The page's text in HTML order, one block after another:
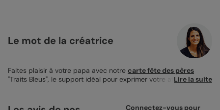
Le mot de la créatrice
Faites plaisir à votre papa avec notre carte fête des pères
"Traits Bleus", le support idéal pour exprimer votre affection.
personnel. Le design épuré, agrémenté de bandes bleues
Lire la suite
Connectez-vous pour